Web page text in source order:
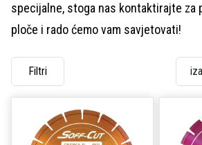
specijalne, stoga nas kontaktirajte za
ploče i rado ćemo vam savjetovati!
Filtri